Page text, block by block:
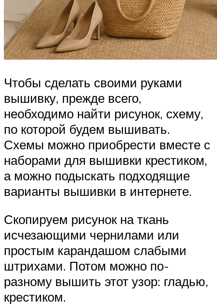
Чтобы сделать своими руками
вышивку, прежде всего,
необходимо найти рисунок, схему,
по которой будем вышивать.
Схемы можно приобрести вместе с
наборами для вышивки крестиком,
а можно подыскать подходящие
варианты вышивки в интернете.
Скопируем рисунок на ткань
исчезающими чернилами или
простым карандашом слабыми
штрихами. Потом можно по-
разному вышить этот узор: гладью,
крестиком.